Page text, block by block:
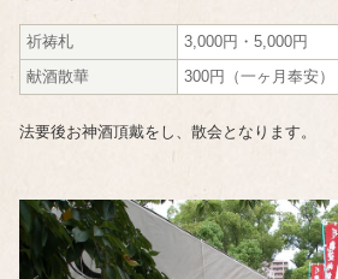
祈祷札
3,000円・5,000円
献酒散華
300円（一ヶ月奉安）
法要後お神酒頂戴をし、散会となります。